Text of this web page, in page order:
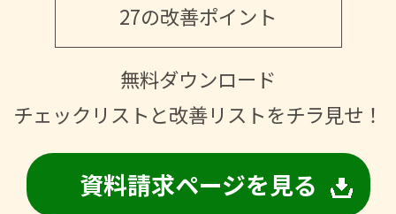
27の改善ポイント
無料ダウンロード
チェックリストと改善リストをチラ見せ！
資料請求ページを見る